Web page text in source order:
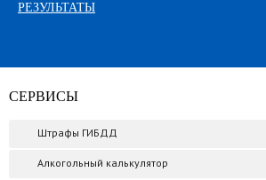
РЕЗУЛЬТАТЫ
СЕРВИСЫ
Штрафы ГИБДД
Алкогольный калькулятор